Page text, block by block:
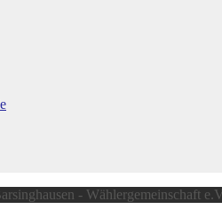
- Wählergemeinschaft